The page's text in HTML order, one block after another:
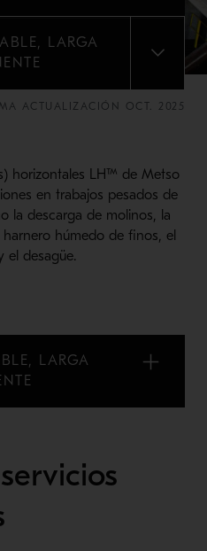
LARGA
MENU
ACTUALIZACIÓN OCT. 2025
horizontales LH™ de Metso
en trabajos pesados de
la descarga de molinos, la
húmedo de finos, el
el desagüe.
LARGA